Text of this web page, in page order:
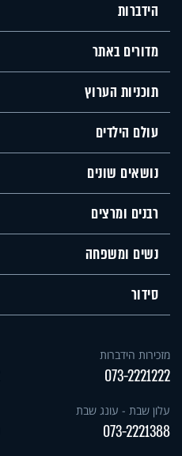
הידברות
מדורים באתר
תוכניות הערוץ
עולם הילדים
נושאים שונים
רבנים ומרצים
נשים ומשפחה
סידור
מזכירות הידברות
073-2221222
עלון שבת - עונג שבת
073-2221388